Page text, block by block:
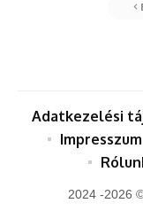
2024 -2026
Adatkezelési
Impresszum